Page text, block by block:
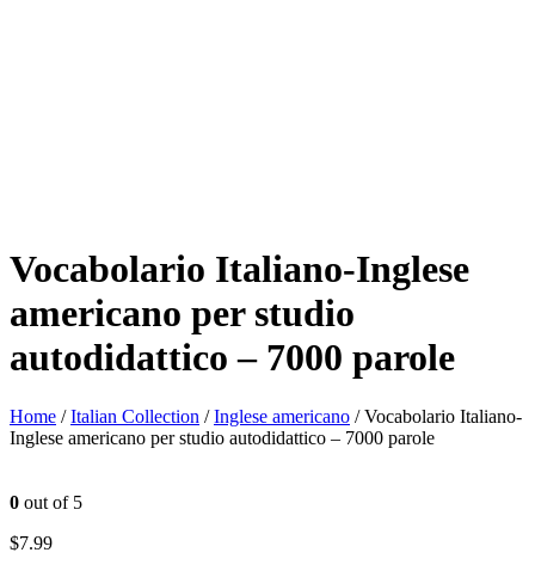
Vocabolario Italiano-Inglese
americano per studio
autodidattico – 7000 parole
Home /Italian Collection /Inglese americano / Vocabolario Italiano-
Inglese americano per studio autodidattico – 7000 parole
0 out of 5
$7.99